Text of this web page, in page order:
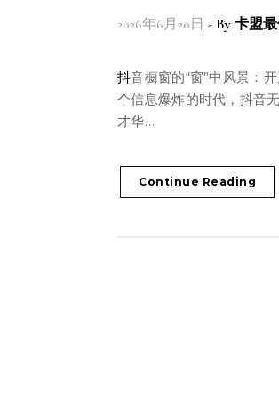
2026年6月20日 - By 卡盟
抖音橱窗的“窗”中风景：开还是不开，这是个问题在这
个信息爆炸的时代，抖音
才华…
Continue Reading